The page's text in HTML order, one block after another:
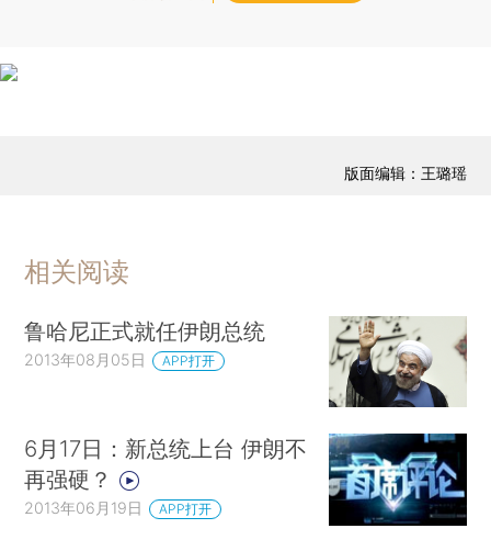
版面编辑：王璐瑶
相关阅读
鲁哈尼正式就任伊朗总统
2013年08月05日 APP打开
6月17日：新总统上台 伊朗不
再强硬？
2013年06月19日 APP打开